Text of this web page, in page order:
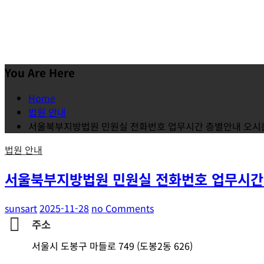
You Are Here
Home
법원 안내
서울북부지방법원 민원실 전화번호 업무시간 층별안내 오시
법원 안내
서울북부지방법원 민원실 전화번호 업무시
sunsart2025-11-28 no Comments
주소
서울시 도봉구 마들로 749 (도봉2동 626)